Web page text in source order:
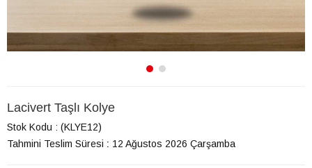
Lacivert Taşlı Kolye
Stok Kodu
(KLYE12)
Tahmini Teslim Süresi : 12 Ağustos 2026 Çarşamba